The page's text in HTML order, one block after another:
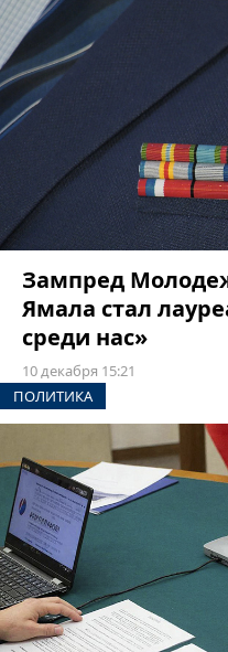
Зампред
Ямала стал
среди нас»
10 декабря 15:21
ПОЛИТИКА